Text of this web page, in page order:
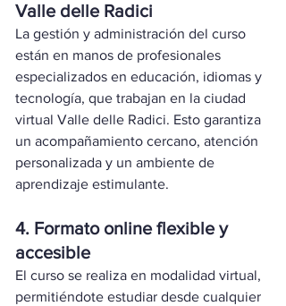
Valle delle Radici
La gestión y administración del curso
están en manos de profesionales
especializados en educación, idiomas y
tecnología, que trabajan en la ciudad
virtual Valle delle Radici. Esto garantiza
un acompañamiento cercano, atención
personalizada y un ambiente de
aprendizaje estimulante.
4. Formato online flexible y
accesible
El curso se realiza en modalidad virtual,
permitiéndote estudiar desde cualquier